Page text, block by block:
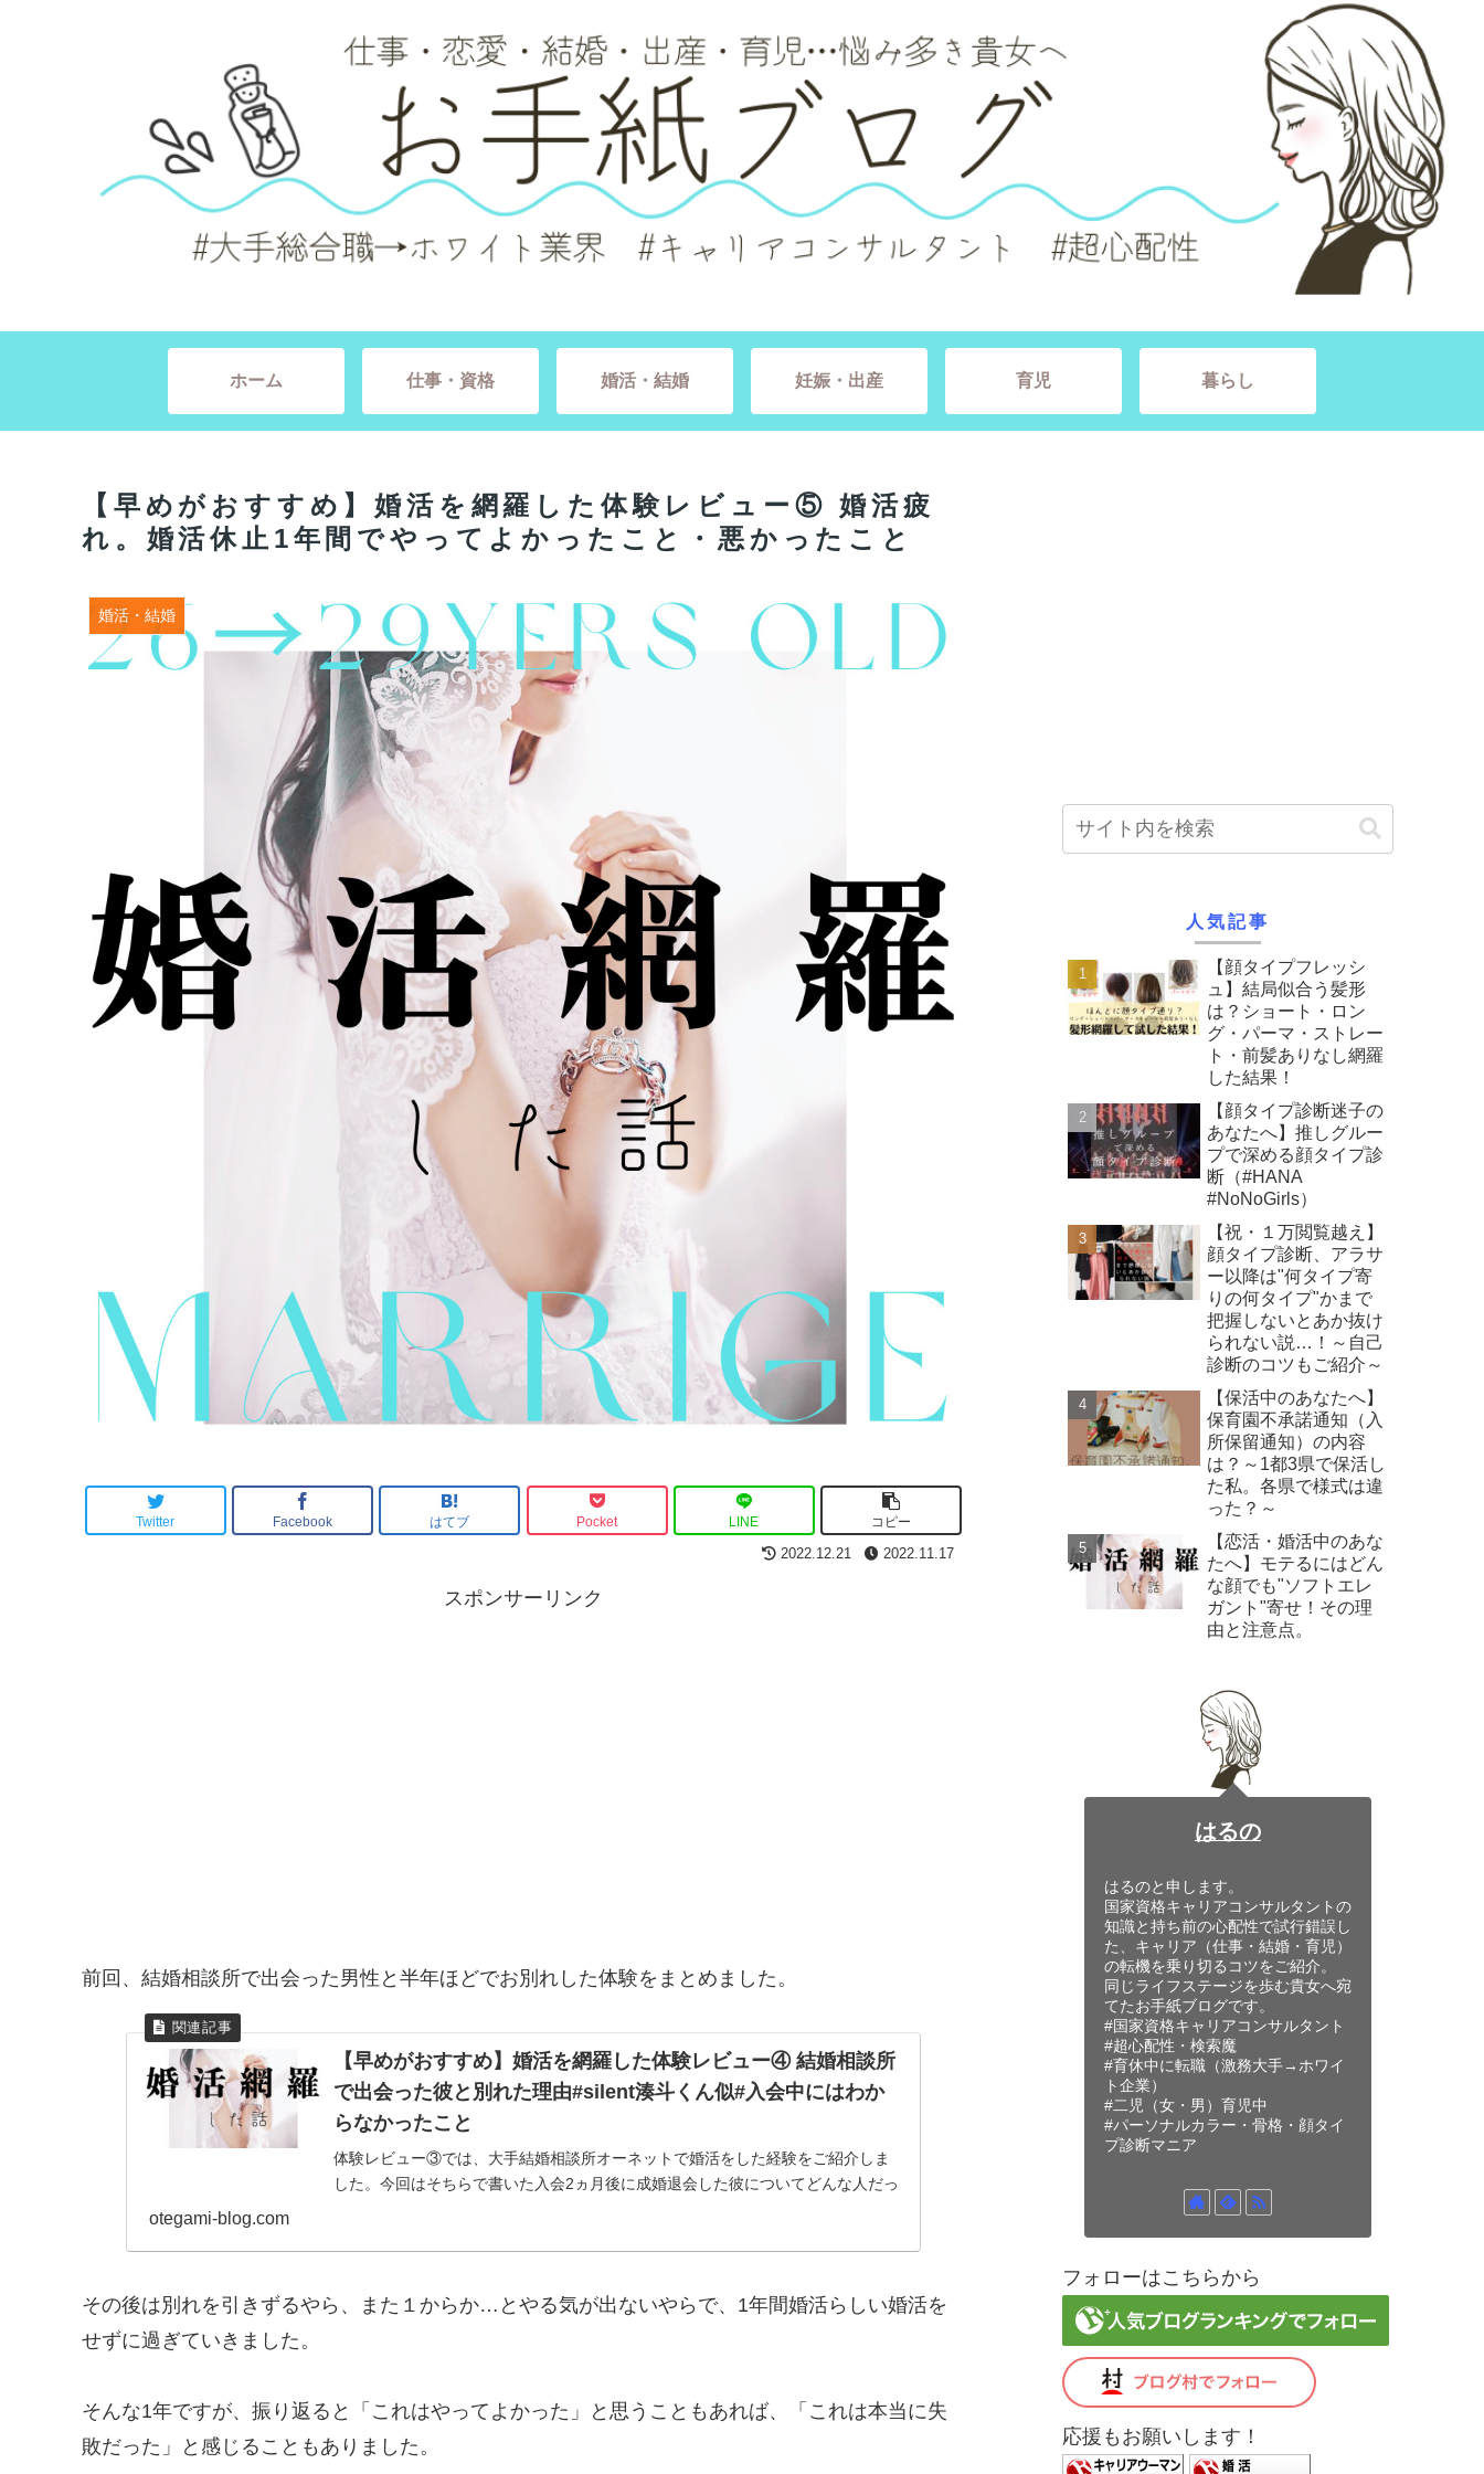
ホーム 仕事・資格 婚活・結婚 妊娠・出産 育児 暮らし
【早めがおすすめ】婚活を網羅した体験レビュー⑤ 婚活疲
れ。婚活休止1年間でやってよかったこと・悪かったこと
婚活・結婚
Twitter Facebook はてブ Pocket LINE コピー
2022.12.21 2022.11.17
スポンサーリンク
前回、結婚相談所で出会った男性と半年ほどでお別れした体験をまとめました。
【早めがおすすめ】婚活を網羅した体験レビュー④ 結婚相談所
で出会った彼と別れた理由#silent湊斗くん似#入会中にはわか
らなかったこと
体験レビュー③では、大手結婚相談所オーネットで婚活をした経験をご紹介しま
した。今回はそちらで書いた入会2ヵ月後に成婚退会した彼についてどんな人だっ
otegami-blog.com
その後は別れを引きずるやら、また１からか…とやる気が出ないやらで、1年間婚活らしい婚活を
せずに過ぎていきました。
そんな1年ですが、振り返ると「これはやってよかった」と思うこともあれば、「これは本当に失
敗だった」と感じることもありました。
人気記事
【顔タイプフレッシ
ュ】結局似合う髪形
は？ショート・ロン
グ・パーマ・ストレー
ト・前髪ありなし網羅
した結果！
【顔タイプ診断迷子の
あなたへ】推しグルー
プで深める顔タイプ診
断（#HANA
#NoNoGirls）
【祝・１万閲覧越え】
顔タイプ診断、アラサ
ー以降は"何タイプ寄
りの何タイプ"かまで
把握しないとあか抜け
られない説…！～自己
診断のコツもご紹介～
【保活中のあなたへ】
保育園不承諾通知（入
所保留通知）の内容
は？～1都3県で保活し
た私。各県で様式は違
った？～
【恋活・婚活中のあな
たへ】モテるにはどん
な顔でも"ソフトエレ
ガント"寄せ！その理
由と注意点。
はるの
はるのと申します。
国家資格キャリアコンサルタントの
知識と持ち前の心配性で試行錯誤し
た、キャリア（仕事・結婚・育児）
の転機を乗り切るコツをご紹介。
同じライフステージを歩む貴女へ宛
てたお手紙ブログです。
#国家資格キャリアコンサルタント
#超心配性・検索魔
#育休中に転職（激務大手→ホワイ
ト企業）
#二児（女・男）育児中
#パーソナルカラー・骨格・顔タイ
プ診断マニア
フォローはこちらから
応援もお願いします！